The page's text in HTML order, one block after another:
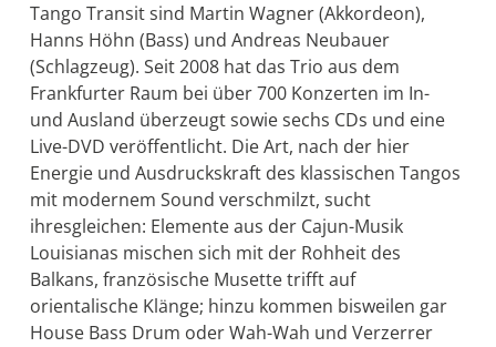
Tango Transit sind Martin Wagner (Akkordeon),
Hanns Höhn (Bass) und Andreas Neubauer
(Schlagzeug). Seit 2008 hat das Trio aus dem
Frankfurter Raum bei über 700 Konzerten im In-
und Ausland überzeugt sowie sechs CDs und eine
Live-DVD veröffentlicht. Die Art, nach der hier
Energie und Ausdruckskraft des klassischen Tangos
mit modernem Sound verschmilzt, sucht
ihresgleichen: Elemente aus der Cajun-Musik
Louisianas mischen sich mit der Rohheit des
Balkans, französische Musette trifft auf
orientalische Klänge; hinzu kommen bisweilen gar
House Bass Drum oder Wah-Wah und Verzerrer